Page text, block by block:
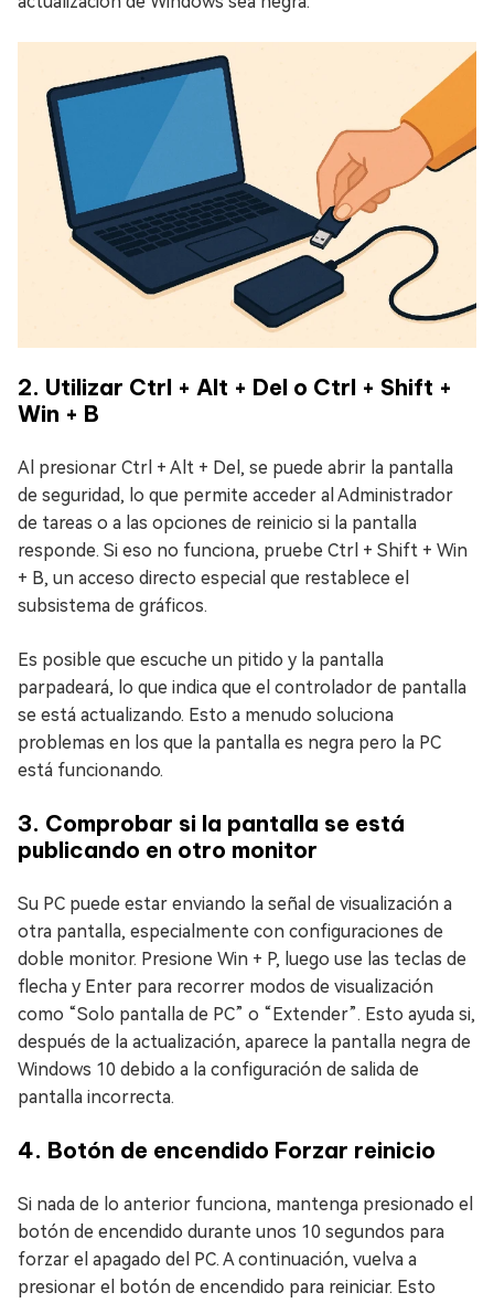
2. Utilizar Ctrl + Alt + Del o Ctrl + Shift +
Win + B
Al presionar Ctrl + Alt + Del, se puede abrir la pantalla
de seguridad, lo que permite acceder al Administrador
de tareas o a las opciones de reinicio si la pantalla
responde. Si eso no funciona, pruebe Ctrl + Shift + Win
+ B, un acceso directo especial que restablece el
subsistema de gráficos.
Es posible que escuche un pitido y la pantalla
parpadeará, lo que indica que el controlador de pantalla
se está actualizando. Esto a menudo soluciona
problemas en los que la pantalla es negra pero la PC
está funcionando.
3. Comprobar si la pantalla se está
publicando en otro monitor
Su PC puede estar enviando la señal de visualización a
otra pantalla, especialmente con configuraciones de
doble monitor. Presione Win + P, luego use las teclas de
flecha y Enter para recorrer modos de visualización
como “Solo pantalla de PC” o “Extender”. Esto ayuda si,
después de la actualización, aparece la pantalla negra de
Windows 10 debido a la configuración de salida de
pantalla incorrecta.
4. Botón de encendido Forzar reinicio
Si nada de lo anterior funciona, mantenga presionado el
botón de encendido durante unos 10 segundos para
forzar el apagado del PC. A continuación, vuelva a
presionar el botón de encendido para reiniciar. Esto